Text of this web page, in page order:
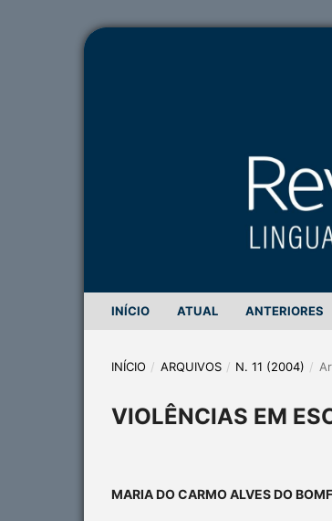
INÍCIO ATUAL ANTERIORES
INÍCIO / ARQUIVOS / N. 11 (2004) /
VIOLÊNCIAS EM
MARIA DO CARMO ALVES DO